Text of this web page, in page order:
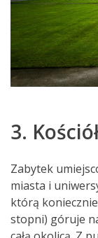
3.
Zabytek
miasta i
którą
stopni) góruje